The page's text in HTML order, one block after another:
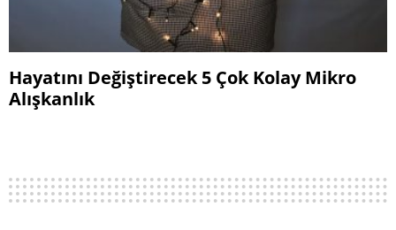
Hayatını Değiştirecek 5 Çok Kolay Mikro
Alışkanlık